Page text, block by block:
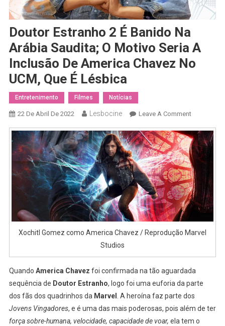
Doutor Estranho 2 É Banido Na
Arábia Saudita; O Motivo Seria A
Inclusão De America Chavez No
UCM, Que É Lésbica
Entretenimento Filmes Notícias
22 De Abril De 2022 Lesbocine Leave A CommentOn
Estranho
2
É
Banido
Na
Arábia
Saudita;
Motivo
De
America
Chavez
No
UCM,
Xochitl Gomez como America Chavez / Reprodução Marvel
Studios
Quando America Chavez foi confirmada na tão aguardada
sequência de Doutor Estranho, logo foi uma euforia da parte
dos fãs dos quadrinhos da Marvel . A heroína faz parte dos
Jovens Vingadores, e é uma das mais poderosas, pois além de ter
força sobre-humana, velocidade, capacidade de voar, ela tem o